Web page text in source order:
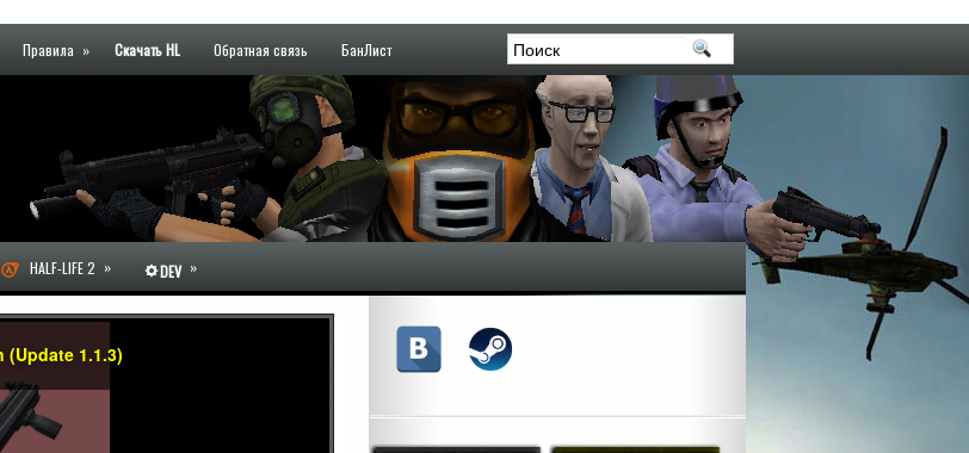
Правила » Скачать HL Обратная связь БанЛист
HALF-LIFE 2 » DEV »
(Update 1.1.3)